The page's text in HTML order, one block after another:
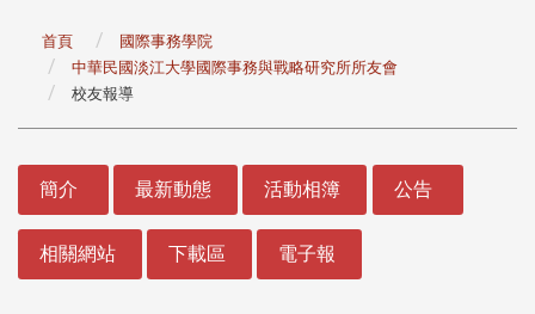
首頁
國際事務學院
中華民國淡江大學國際事務與戰略研究所所友會
校友報導
簡介 最新動態 活動相簿 公告
相關網站 下載區 電子報